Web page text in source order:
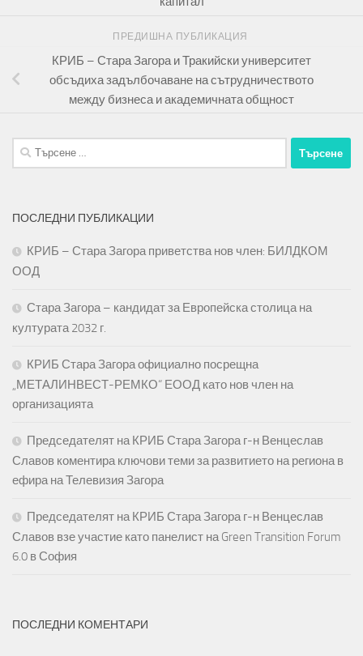
ПРЕДИШНА ПУБЛИКАЦИЯ
КРИБ – Стара Загора и Тракийски университет
обсъдиха задълбочаване на сътрудничеството
между бизнеса и академичната общност
Търсене
за:
ПОСЛЕДНИ ПУБЛИКАЦИИ
КРИБ – Стара Загора приветства нов член: БИЛДКОМ
ООД
Стара Загора – кандидат за Европейска столица на
културата 2032 г.
КРИБ Стара Загора официално посрещна
„МЕТАЛИНВЕСТ-РЕМКО“ ЕООД като нов член на
организацията
Председателят на КРИБ Стара Загора г-н Венцеслав
Славов коментира ключови теми за развитието на региона в
ефира на Телевизия Загора
Председателят на КРИБ Стара Загора г-н Венцеслав
Славов взе участие като панелист на Green Transition Forum
6.0 в София
ПОСЛЕДНИ КОМЕНТАРИ